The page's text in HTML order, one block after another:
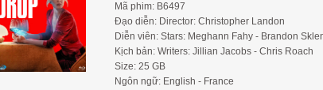
Mã phim: B6497
Đạo diễn: Director: Christopher Landon
Diễn viên: Stars: Meghann Fahy - Brandon
Kịch bản: Writers: Jillian Jacobs - Chris Roach
Size: 25 GB
Ngôn ngữ: English - France